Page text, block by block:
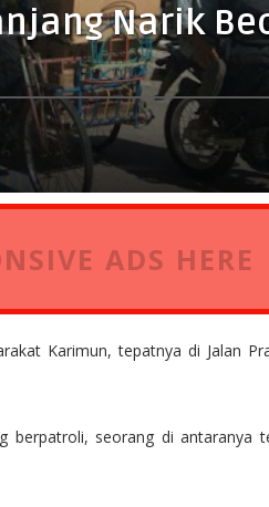
Narik
ADS HERE
Karimun, tepatnya di Jalan
berpatroli, seorang di antaranya